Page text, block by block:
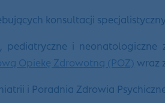
konsultacji
pediatryczne i
Opiekę Zdrowotną (POZ) wraz
i Poradnia Zdrowia